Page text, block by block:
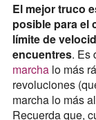
El mejor truco
posible para el
límite de
encuentres. Es
marchalo más
revoluciones
marcha lo más
Recuerda que,